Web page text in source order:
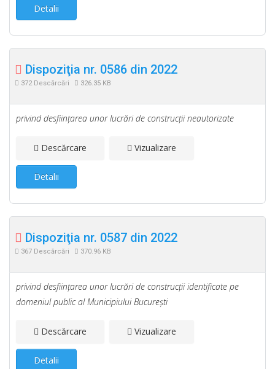
Detalii
Dispoziţia nr. 0586 din 2022
372 Descărcări 326.35 KB
privind desfiinţarea unor lucrări de construcţii neautorizate
Descărcare Vizualizare
Detalii
Dispoziţia nr. 0587 din 2022
367 Descărcări 370.96 KB
privind desfiinţarea unor lucrări de construcţii identificate pe
domeniul public al Municipiului Bucureşti
Descărcare Vizualizare
Detalii